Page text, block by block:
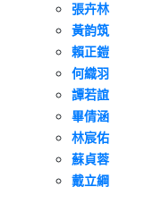
張卉林
黃韵筑
賴正鎧
何織羽
譚若誼
畢倩涵
林宸佑
蘇貞蓉
戴立綱